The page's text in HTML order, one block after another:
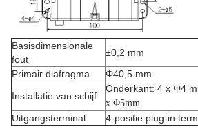
Basisdimensionale
fout
±0,2 mm
Primair diafragma
Φ40,5 mm
Installatie van schijf
Onderkant: 4 x Φ4
x Φ5mm
Uitgangsterminal 4-positie plug-in